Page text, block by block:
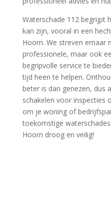
Waterschade 112 begrijpt
kan zijn, vooral in een
Hoorn.​ We streven ernaar
professionele, maar ook
begripvolle service te
tijd heen te helpen.​
beter is dan genezen, dus
schakelen voor inspecties
om je woning of
toekomstige
Hoorn droog en veilig!